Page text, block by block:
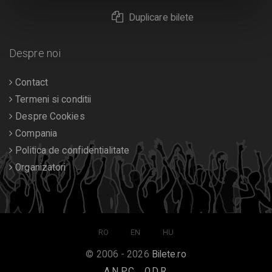
Duplicare bilete
Despre noi
Contact
Termeni si conditii
Despre Cookies
Compania
Politica de confidentialitate
Organizatori
RO EN HU
© 2006 - 2026 Bilete.ro